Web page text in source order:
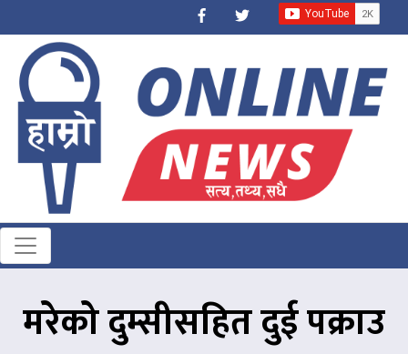
मरेको दुम्सीसहित दुई पक्राउ